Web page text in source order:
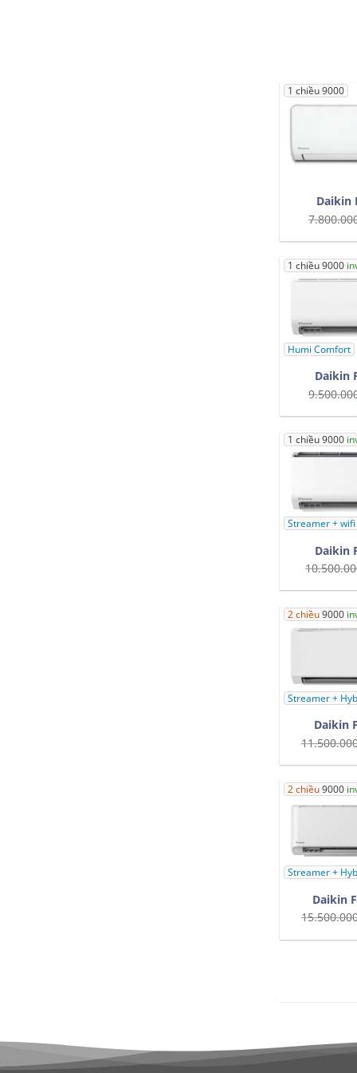
1 chiều 9000
Daikin
1 chiều 9000
Humi Comfort
Daikin
1 chiều 9000
Streamer + wifi
Daikin
2 chiều9000
Streamer +
Daikin
2 chiều9000
Streamer +
Daikin